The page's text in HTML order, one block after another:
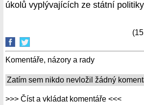
úkolů vyplývajících ze státní
Komentáře, názory a rady
Zatím sem nikdo nevložil žádný
>>> Číst a vkládat komentáře <<<